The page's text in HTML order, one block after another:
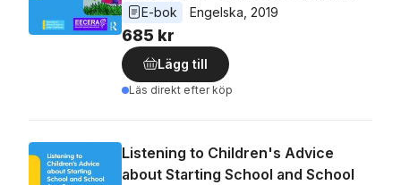
E-bok
Engelska 2019
685 kr
Lägg till
Läs direkt efter köp
Listening to Children's Advice
about Starting School and School